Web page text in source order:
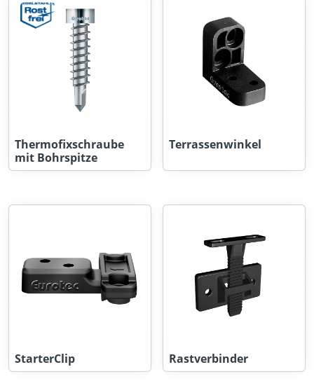
Thermofixschraube
mit Bohrspitze
Terrassenwinkel
StarterClip Rastverbinder